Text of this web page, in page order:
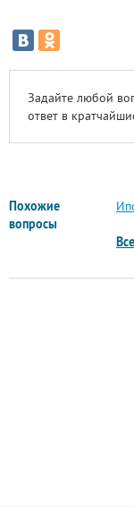
Задайте любой
ответ в
Похожие
вопросы